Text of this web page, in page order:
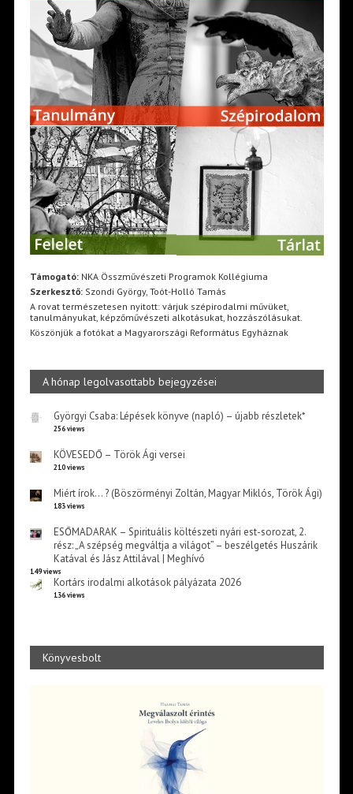
Támogató:NKA Összművészeti Programok Kollégiuma
Szerkesztő:Szondi György, Toót-Holló Tamás
A rovat természetesen nyitott: várjuk szépirodalmi művüket,
tanulmányukat, képzőművészeti alkotásukat, hozzászólásukat.
Köszönjük a fotókat a Magyarországi Református Egyháznak
A hónap legolvasottabb bejegyzései
Györgyi Csaba: Lépések könyve (napló) – újabb részletek*
256 views
KÖVESEDŐ – Török Ági versei
210 views
Miért írok… ? (Böszörményi Zoltán, Magyar Miklós, Török Ági)
183 views
ESŐMADARAK – Spirituális költészeti nyári est-sorozat, 2.
rész: „A szépség megváltja a világot” – beszélgetés Huszárik
Katával és Jász Attilával | Meghívó
149 views
Kortárs irodalmi alkotások pályázata 2026
136 views
Könyvesbolt